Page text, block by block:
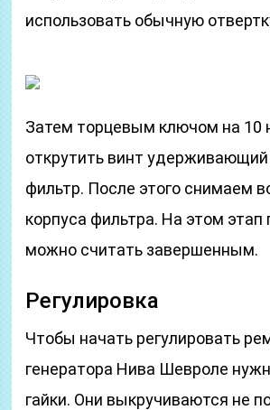
использовать обычную
Затем торцевым ключом на 10
открутить винт
фильтр. После этого снимаем
корпуса фильтра. На этом этап
можно считать завершенным.
Регулировка
Чтобы начать регулировать
генератора Нива Шевроле
гайки. Они выкручиваются не